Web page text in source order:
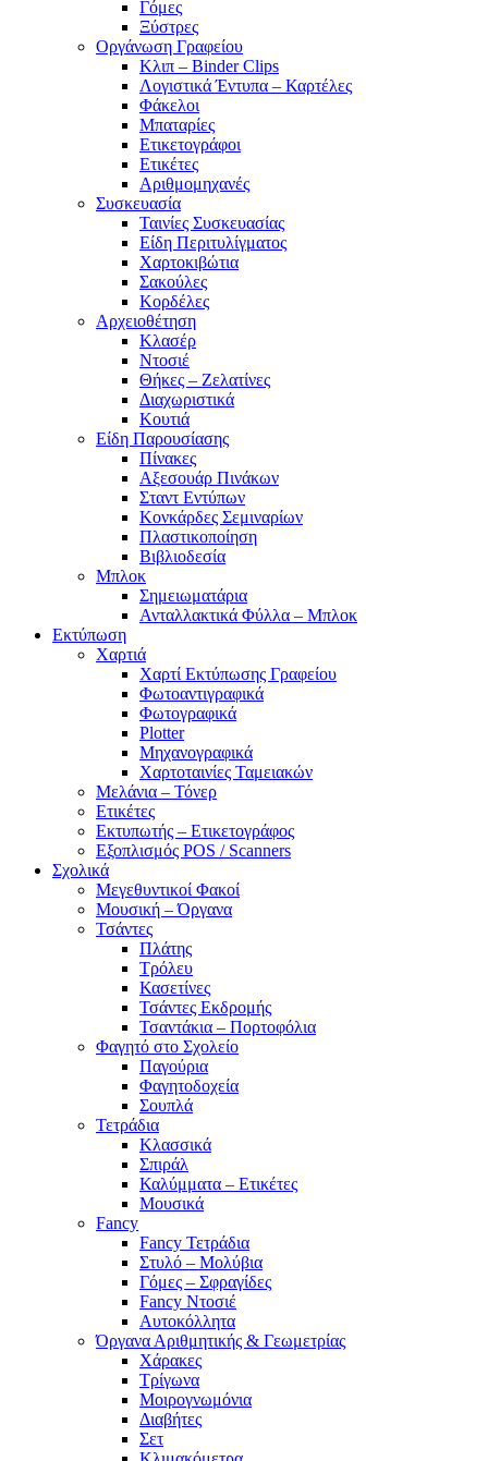
Γόμες
Ξύστρες
Οργάνωση Γραφείου
Κλιπ – Binder Clips
Λογιστικά Έντυπα – Καρτέλες
Φάκελοι
Μπαταρίες
Ετικετογράφοι
Ετικέτες
Αριθμομηχανές
Συσκευασία
Ταινίες Συσκευασίας
Είδη Περιτυλίγματος
Χαρτοκιβώτια
Σακούλες
Κορδέλες
Αρχειοθέτηση
Κλασέρ
Ντοσιέ
Θήκες – Ζελατίνες
Διαχωριστικά
Κουτιά
Είδη Παρουσίασης
Πίνακες
Αξεσουάρ Πινάκων
Σταντ Εντύπων
Κονκάρδες Σεμιναρίων
Πλαστικοποίηση
Βιβλιοδεσία
Μπλοκ
Σημειωματάρια
Ανταλλακτικά Φύλλα – Μπλοκ
Εκτύπωση
Χαρτιά
Χαρτί Εκτύπωσης Γραφείου
Φωτοαντιγραφικά
Φωτογραφικά
Plotter
Μηχανογραφικά
Χαρτοταινίες Ταμειακών
Μελάνια – Τόνερ
Ετικέτες
Εκτυπωτής – Ετικετογράφος
Εξοπλισμός POS / Scanners
Σχολικά
Μεγεθυντικοί Φακοί
Μουσική – Όργανα
Τσάντες
Πλάτης
Τρόλευ
Κασετίνες
Τσάντες Εκδρομής
Τσαντάκια – Πορτοφόλια
Φαγητό στο Σχολείο
Παγούρια
Φαγητοδοχεία
Σουπλά
Τετράδια
Κλασσικά
Σπιράλ
Καλύμματα – Ετικέτες
Μουσικά
Fancy
Fancy Τετράδια
Στυλό – Μολύβια
Γόμες – Σφραγίδες
Fancy Ντοσιέ
Αυτοκόλλητα
Όργανα Αριθμητικής & Γεωμετρίας
Χάρακες
Τρίγωνα
Mοιρογνωμόνια
Διαβήτες
Σετ